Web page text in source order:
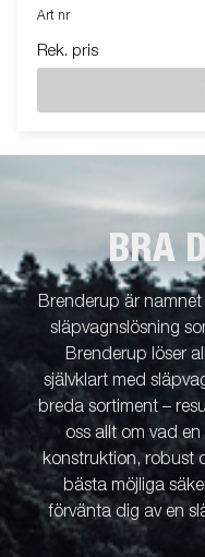
Art nr
Rek. pris
BRA
Brenderup är
släpvagnslösning
Brenderup löser
självklart med
breda sortiment –
oss allt om vad
konstruktion, robust
bästa möjliga
förvänta dig av en